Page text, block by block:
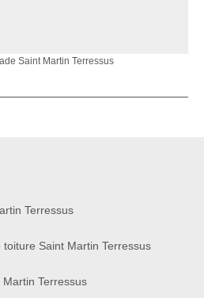
Saint Martin Terressus
Terressus
Saint Martin Terressus
Terressus